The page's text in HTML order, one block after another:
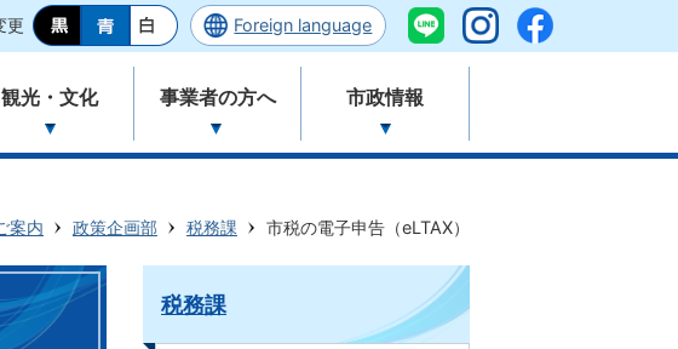
更 Foreign language
観光・文化 事業者の方へ 市政情報
案内 政策企画部 税務課 市税の電子申告（eLTAX）
税務課